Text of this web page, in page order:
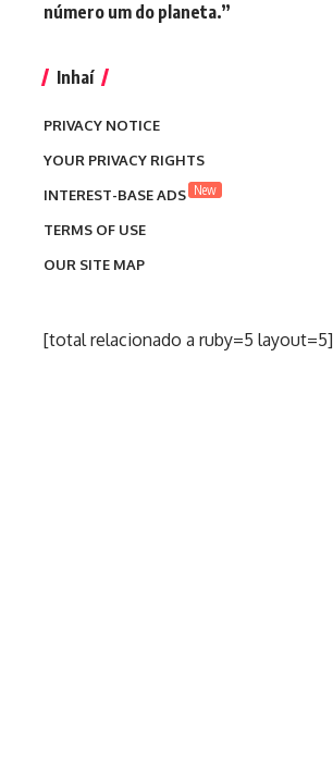
número um do planeta.”
Inhaí
PRIVACY NOTICE
YOUR PRIVACY RIGHTS
INTEREST-BASE ADS New
TERMS OF USE
OUR SITE MAP
[total relacionado a ruby=5 layout=5]